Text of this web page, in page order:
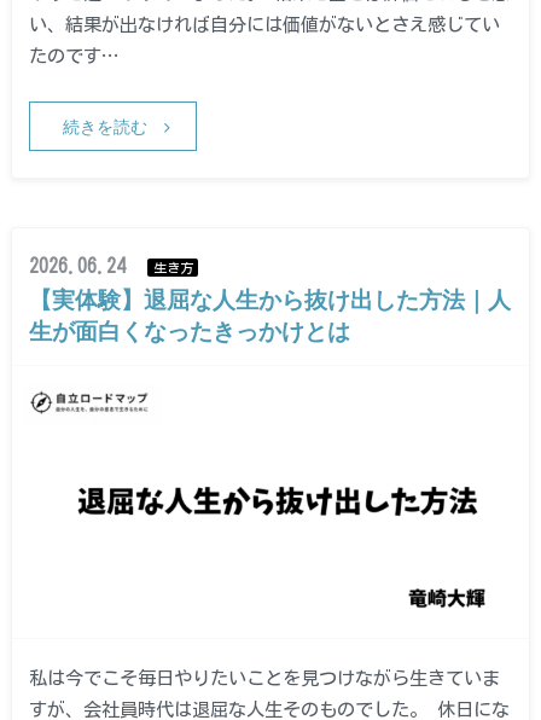
い、結果が出なければ自分には価値がないとさえ感じてい
たのです…
続きを読む
2026.06.24 生き方
【実体験】退屈な人生から抜け出した方法｜人
生が面白くなったきっかけとは
私は今でこそ毎日やりたいことを見つけながら生きていま
すが、会社員時代は退屈な人生そのものでした。 休日にな